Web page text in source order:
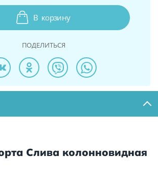
В корзину
ПОДЕЛИТЬСЯ
Слива колонновидная